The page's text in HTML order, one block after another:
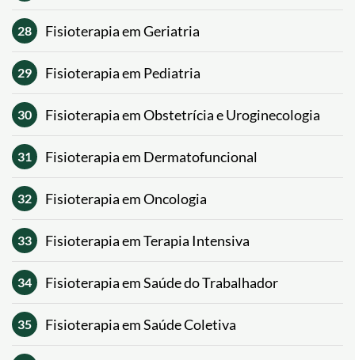
28 Fisioterapia em Geriatria
29 Fisioterapia em Pediatria
30 Fisioterapia em Obstetrícia e Uroginecologia
31 Fisioterapia em Dermatofuncional
32 Fisioterapia em Oncologia
33 Fisioterapia em Terapia Intensiva
34 Fisioterapia em Saúde do Trabalhador
35 Fisioterapia em Saúde Coletiva